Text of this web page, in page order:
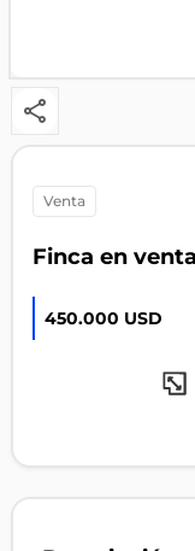
venta
Finca en
450.000 USD